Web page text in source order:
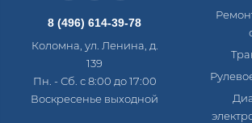
8 (496) 614-39-78
Коломна, ул. Ленина, д.
139
Пн. - Сб. с 8:00 до 17:00
Воскресенье выходной